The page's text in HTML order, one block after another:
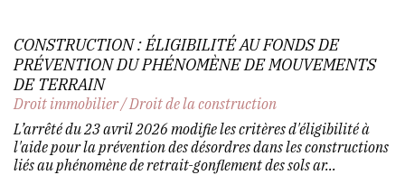
CONSTRUCTION : ÉLIGIBILITÉ AU FONDS DE
PRÉVENTION DU PHÉNOMÈNE DE MOUVEMENTS
DE TERRAIN
Droit immobilier/Droit de la construction
L’arrêté du 23 avril 2026 modifie les critères d'éligibilité à
l'aide pour la prévention des désordres dans les constructions
liés au phénomène de retrait-gonflement des sols ar...